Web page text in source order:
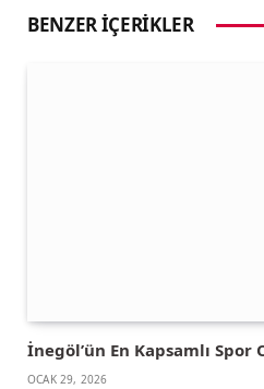
BENZER İÇERIKLER
İnegöl’ün En Kapsamlı Spor
OCAK 29, 2026